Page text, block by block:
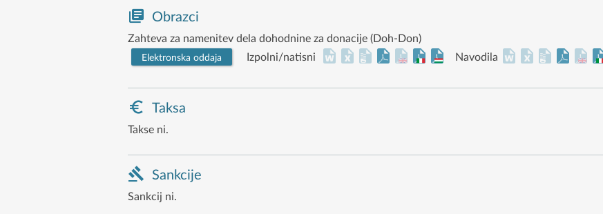
Obrazci
Zahteva za namenitev dela dohodnine za donacije (Doh-Don)
Elektronska oddaja Izpolni/natisni Navodila
Taksa
Takse ni.
Sankcije
Sankcij ni.